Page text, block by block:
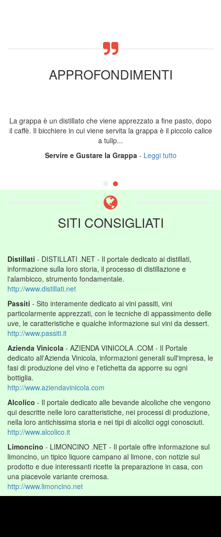
APPROFONDIMENTI
La grappa è un distillato che viene apprezzato a fine pasto, dopo
il caffè. Il bicchiere in cui viene servita la grappa è il piccolo calice
a tulip...
Servire e Gustare la Grappa- Leggi tutto
SITI CONSIGLIATI
Distillati - DISTILLATI .NET - Il portale dedicato ai distillati,
informazione sulla loro storia, il processo di distillazione e
l'alambicco, strumento fondamentale.
http://www.distillati.net
Passiti - Sito interamente dedicato ai vini passiti, vini
particolarmente apprezzati, con le tecniche di appassimento delle
uve, le caratteristiche e qualche informazione sui vini da dessert.
http://www.passiti.it
Azienda Vinicola - AZIENDA VINICOLA .COM - Il Portale
dedicato all'Azienda Vinicola, informazioni generali sull'impresa, le
fasi di produzione del vino e l'etichetta da apporre su ogni
bottiglia.
http://www.aziendavinicola.com
Alcolico - Il portale dedicato alle bevande alcoliche che vengono
qui descritte nelle loro caratteristiche, nei processi di produzione,
nella loro antichissima storia e nei tipi di alcolici oggi conosciuti.
http://www.alcolico.it
Limoncino - LIMONCINO .NET - Il portale offre informazione sul
limoncino, un tipico liquore campano al limone, con notizie sul
prodotto e due interessanti ricette la preparazione in casa, con
una piacevole variante cremosa.
http://www.limoncino.net